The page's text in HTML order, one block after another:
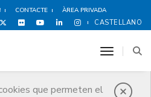
CONTACTE ÀREA PRIVADA
CASTELLANO
que permeten el
toggle